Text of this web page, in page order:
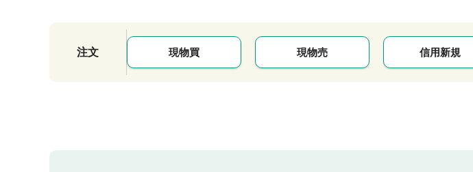
注文 現物買 現物売 信用新規